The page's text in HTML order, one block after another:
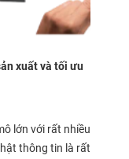
xuất và tối ưu
lớn với rất nhiều
thông tin là rất